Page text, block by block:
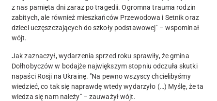
z nas pamięta dni zaraz po tragedii. Ogromna trauma rodzin
zabitych, ale również mieszkańców Przewodowa i Setnik oraz
dzieci uczęszczających do szkoły podstawowej" – wspominał
wójt.
Jak zaznaczył, wydarzenia sprzed roku sprawiły, że gmina
Dołhobyczów w bodajże największym stopniu odczuła skutki
napaści Rosji na Ukrainę. "Na pewno wszyscy chcielibyśmy
wiedzieć, co tak się naprawdę wtedy wydarzyło (…) Myślę, że ta
wiedza się nam należy" – zauważył wójt.